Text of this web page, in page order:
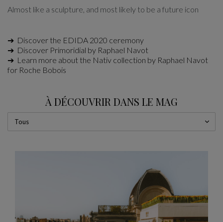
Almost like a sculpture, and most likely to be a future icon
➔ Discover the EDIDA 2020 ceremony
➔ Discover Primoridial by Raphael Navot
➔ Learn more about the Nativ collection by Raphael Navot
for Roche Bobois
À DÉCOUVRIR DANS LE MAG